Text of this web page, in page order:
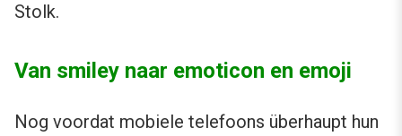
Stolk.
Van smiley naar emoticon en emoji
Nog voordat mobiele telefoons überhaupt hun